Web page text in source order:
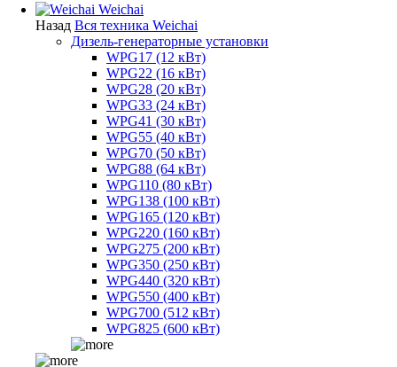
Weichai
Назад Вся техника Weichai
Дизель-генераторные установки
WPG17 (12 кВт)
WPG22 (16 кВт)
WPG28 (20 кВт)
WPG33 (24 кВт)
WPG41 (30 кВт)
WPG55 (40 кВт)
WPG70 (50 кВт)
WPG88 (64 кВт)
WPG110 (80 кВт)
WPG138 (100 кВт)
WPG165 (120 кВт)
WPG220 (160 кВт)
WPG275 (200 кВт)
WPG350 (250 кВт)
WPG440 (320 кВт)
WPG550 (400 кВт)
WPG700 (512 кВт)
WPG825 (600 кВт)